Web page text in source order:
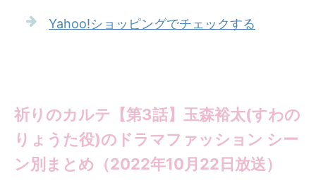
Yahoo!ショッピングでチェックする
祈りのカルテ【第3話】玉森裕太(すわの
りょうた役)のドラマファッション シー
ン別まとめ（2022年10月22日放送）